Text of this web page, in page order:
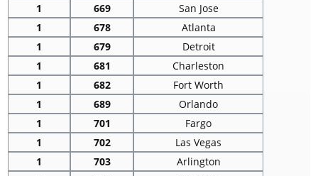
1
669
San Jose
1
678
Atlanta
1
679
Detroit
1
681
Charleston
1
682
Fort Worth
1
689
Orlando
1
701
Fargo
1
702
Las Vegas
1
703
Arlington